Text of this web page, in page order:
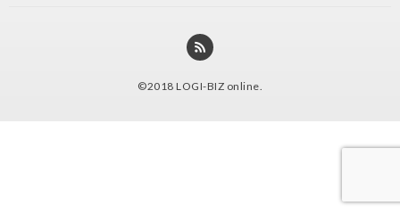
©2018 LOGI-BIZ online.